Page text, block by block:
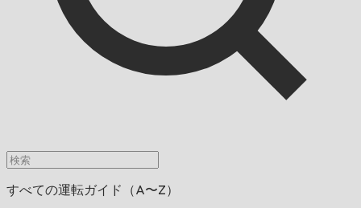
すべての運転ガイド（A〜Z）